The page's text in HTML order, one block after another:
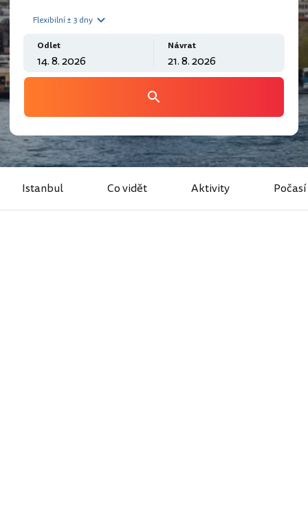
Flexibilní ± 3 dny
Odlet Návrat
Istanbul Co vidět Aktivity Počasí